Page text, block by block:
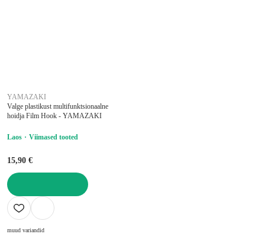
YAMAZAKI
Valge plastikust multifunktsionaalne
hoidja Film Hook - YAMAZAKI
Laos Viimased tooted
15,90 €
LISA OSTUKORVI
muud variandid